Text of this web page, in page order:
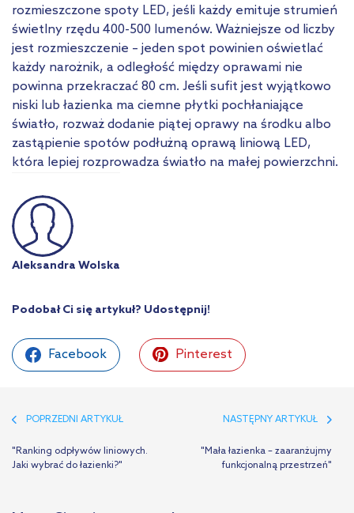
rozmieszczone spoty LED, jeśli każdy emituje strumień
świetlny rzędu 400-500 lumenów. Ważniejsze od liczby
jest rozmieszczenie – jeden spot powinien oświetlać
każdy narożnik, a odległość między oprawami nie
powinna przekraczać 80 cm. Jeśli sufit jest wyjątkowo
niski lub łazienka ma ciemne płytki pochłaniające
światło, rozważ dodanie piątej oprawy na środku albo
zastąpienie spotów podłużną oprawą liniową LED,
która lepiej rozprowadza światło na małej powierzchni.
Aleksandra Wolska
Podobał Ci się artykuł? Udostępnij!
Facebook Pinterest
POPRZEDNI ARTYKUŁ
"Ranking odpływów liniowych.
Jaki wybrać do łazienki?"
NASTĘPNY ARTYKUŁ
"Mała łazienka – zaaranżujmy
funkcjonalną przestrzeń"